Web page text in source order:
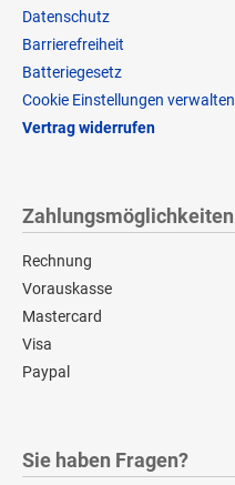
Datenschutz
Barrierefreiheit
Batteriegesetz
Cookie Einstellungen verwalten
Vertrag widerrufen
Zahlungsmöglichkeiten
Rechnung
Vorauskasse
Mastercard
Visa
Paypal
Sie haben Fragen?